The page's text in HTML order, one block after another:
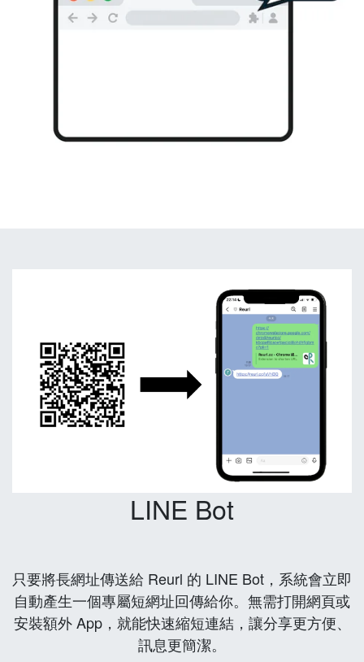
LINE Bot
只要將長網址傳送給 Reurl 的 LINE Bot，系統會立即
自動產生一個專屬短網址回傳給你。無需打開網頁或
安裝額外 App，就能快速縮短連結，讓分享更方便、
訊息更簡潔。